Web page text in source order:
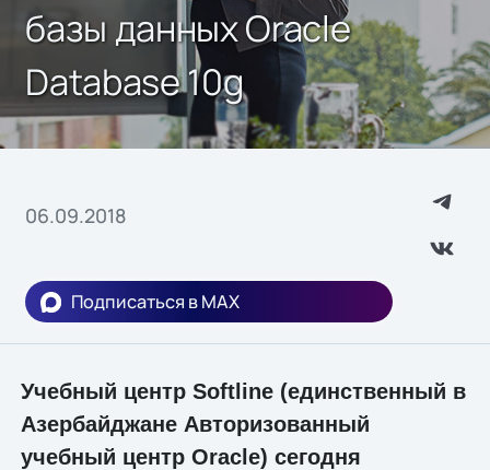
базы данных Oracle
Database 10g
06.09.2018
Подписаться в MAX
Учебный центр Softline (единственный в
Азербайджане Авторизованный
учебный центр Oracle) сегодня